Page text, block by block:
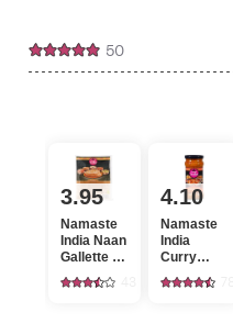
50
3.95
Namaste
India Naan
Gallette di
frumento
4.10
Namaste
India
Curry
Butter